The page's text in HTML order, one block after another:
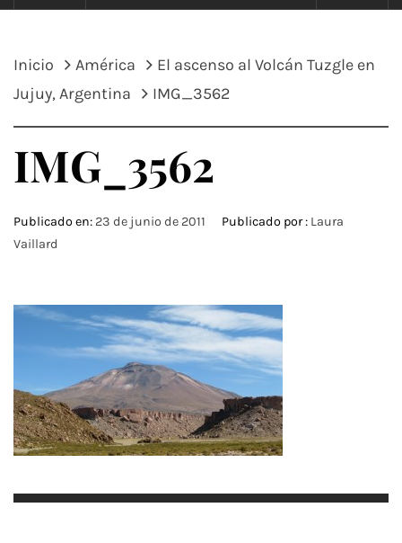
Inicio América
El ascenso al Volcán Tuzgle en
Jujuy, Argentina
IMG_3562
IMG_3562
Publicado en: 23 de junio de 2011 Publicado por : Laura
Vaillard